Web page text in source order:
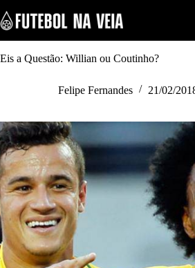
k
i
p
t
e
n
t
Eis a Questão: Willian ou Coutinho?
Felipe Fernandes 21/02/